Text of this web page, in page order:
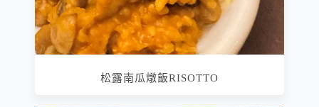
松露南瓜燉飯RISOTTO